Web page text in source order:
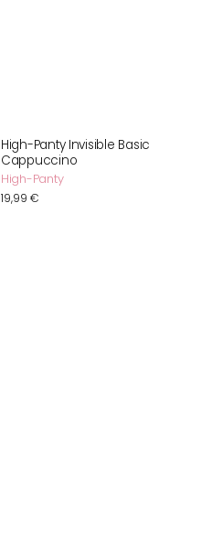
High-Panty Invisible Basic
Cappuccino
High-Panty
Normaler
19,99 €